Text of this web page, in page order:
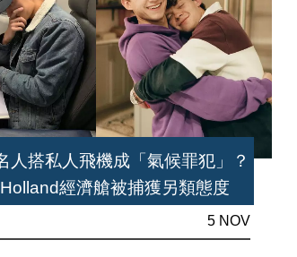
人搭私人飛機成「氣候罪犯」？
經濟艙被捕獲另類態度
5 NOV